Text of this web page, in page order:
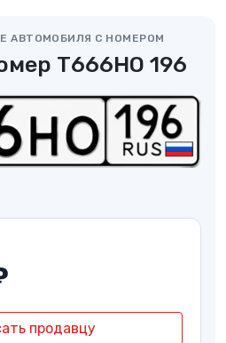
АВТОМОБИЛЯ С НОМЕРОМ
Т666НО 196
продавцу